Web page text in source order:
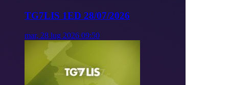
TG7LIS 1ED 28/07/2026
mar, 28 lug 2026 09:50